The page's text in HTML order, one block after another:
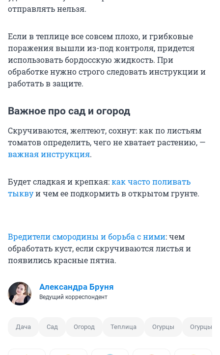
отправлять нельзя.
Если в теплице все совсем плохо, и грибковые
поражения вышли из-под контроля, придется
использовать бордосскую жидкость. При
обработке нужно строго следовать инструкции и
работать в защите.
Важное про сад и огород
Скручиваются, желтеют, сохнут: как по листьям
томатов определить, чего не хватает растению, —
важная инструкция.
Будет сладкая и крепкая:как часто поливать
тыквуи чем ее подкормить в открытом грунте.
Вредители смородины и борьба с ними: чем
обработать куст, если скручиваются листья и
появились красные пятна.
Александра Бруня
Ведущий корреспондент
Дача Сад Огород Теплица Огурцы Огурцы в